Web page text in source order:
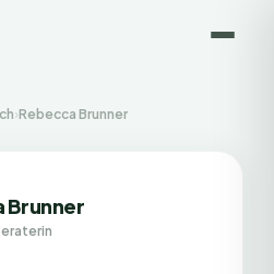
›Rebecca Brunner
Brunner